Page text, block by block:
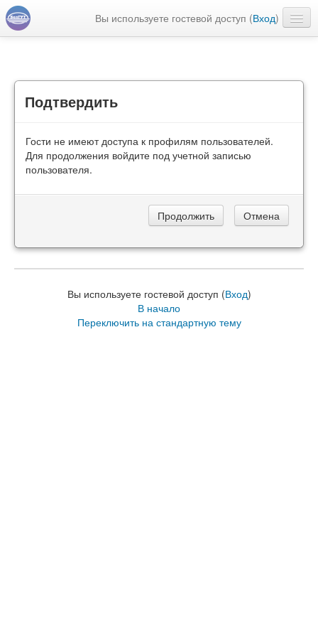
Вы используете гостевой доступ (Вход)
Подтвердить
Гости не имеют доступа к профилям пользователей.
Для продолжения войдите под учетной записью
пользователя.
Вы используете гостевой доступ (Вход)
В начало
Переключить на стандартную тему